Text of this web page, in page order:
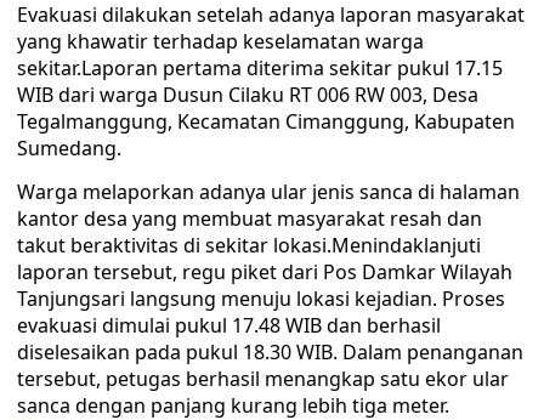
Evakuasi dilakukan setelah adanya laporan masyarakat
yang khawatir terhadap keselamatan warga
sekitar.Laporan pertama diterima sekitar pukul 17.15
WIB dari warga Dusun Cilaku RT 006 RW 003, Desa
Tegalmanggung, Kecamatan Cimanggung, Kabupaten
Sumedang.
Warga melaporkan adanya ular jenis sanca di halaman
kantor desa yang membuat masyarakat resah dan
takut beraktivitas di sekitar lokasi.Menindaklanjuti
laporan tersebut, regu piket dari Pos Damkar Wilayah
Tanjungsari langsung menuju lokasi kejadian. Proses
evakuasi dimulai pukul 17.48 WIB dan berhasil
diselesaikan pada pukul 18.30 WIB. Dalam penanganan
tersebut, petugas berhasil menangkap satu ekor ular
sanca dengan panjang kurang lebih tiga meter.